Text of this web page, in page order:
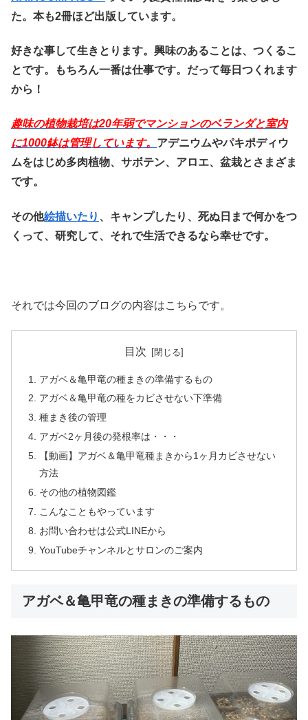
た。本も2冊ほど出版しています。
好きな事して生きとります。興味のあることは、つくるこ
とです。もちろん一番は仕事です。だって毎日つくれます
から！
趣味の植物栽培は20年弱でマンションのベランダと室内
に1000鉢は管理しています。 アデニウムやパキポディウ
ムをはじめ多肉植物、サボテン、アロエ、盆栽とさまざま
です。
その他絵描いたり 、キャンプしたり、死ぬ日まで何かをつ
くって、研究して、それで生活できるなら幸せです。
それでは今回のブログの内容はこちらです。
目次
アガベ＆亀甲竜の種まきの準備するもの
アガベ＆亀甲竜の種をカビさせない下準備
種まき後の管理
アガベ2ヶ月後の発根率は・・・
【動画】アガベ＆亀甲竜種まきから1ヶ月カビさせない
方法
その他の植物図鑑
こんなこともやっています
お問い合わせは公式LINEから
YouTubeチャンネルとサロンのご案内
アガベ＆亀甲竜の種まきの準備するもの